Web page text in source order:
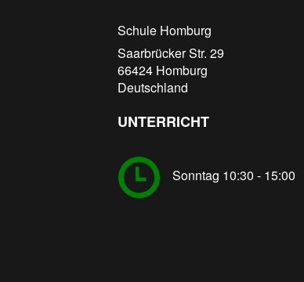
Schule Homburg
Saarbrücker Str. 29
66424 Homburg
Deutschland
UNTERRICHT
Sonntag 10:30 - 15:00